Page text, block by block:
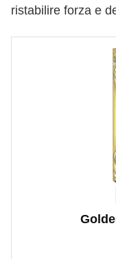
ristabilire forza e